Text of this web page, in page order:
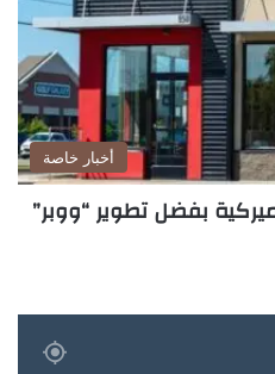
أخبار خاصة
بفضل تطوير “ووبر”